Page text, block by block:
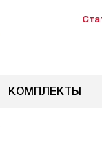
КОМПЛЕКТЫ